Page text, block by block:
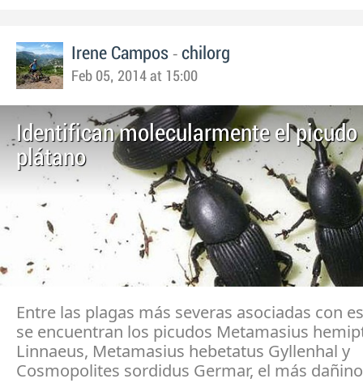
Irene Campos - chilorg
Feb 05, 2014 at 15:00
Identifican molecularmente el picudo
plátano
Entre las plagas más severas asociadas con
se encuentran los picudos Metamasius
Linnaeus, Metamasius hebetatus Gyllenhal y
Cosmopolites sordidus Germar, el más